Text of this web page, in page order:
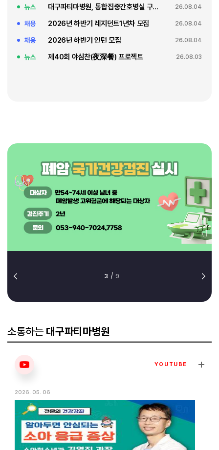
뉴스 대구파티마병원, 통합집중간호병실 구축 축복식 26.08.04
채용 2026년 하반기 레지던트1년차 모집 26.08.04
채용 2026년 하반기 인턴 모집 26.08.04
뉴스 제40회 야심찬(夜深餐) 프로젝트 26.08.03
3 / 9
소통하는 대구파티마병원
YOUTUBE
2026. 05. 06